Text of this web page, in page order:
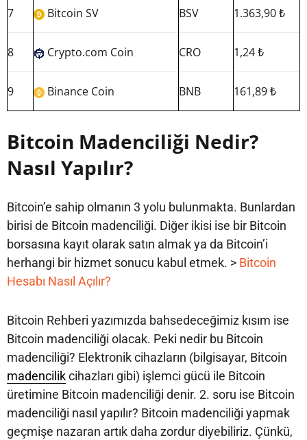
7 Bitcoin SV BSV 1.363,90 ₺
8 Crypto.com Coin CRO 1,24 ₺
9 Binance Coin BNB 161,89 ₺
Bitcoin Madenciliği Nedir?
Nasıl Yapılır?
Bitcoin’e sahip olmanın 3 yolu bulunmakta. Bunlardan
birisi de Bitcoin madenciliği. Diğer ikisi ise bir Bitcoin
borsasına kayıt olarak satın almak ya da Bitcoin’i
herhangi bir hizmet sonucu kabul etmek. > Bitcoin
Hesabı Nasıl Açılır?
Bitcoin Rehberi yazımızda bahsedeceğimiz kısım ise
Bitcoin madenciliği olacak. Peki nedir bu Bitcoin
madenciliği? Elektronik cihazların (bilgisayar, Bitcoin
madencilikcihazları gibi) işlemci gücü ile Bitcoin
üretimine Bitcoin madenciliği denir. 2. soru ise Bitcoin
madenciliği nasıl yapılır? Bitcoin madenciliği yapmak
geçmişe nazaran artık daha zordur diyebiliriz. Çünkü,